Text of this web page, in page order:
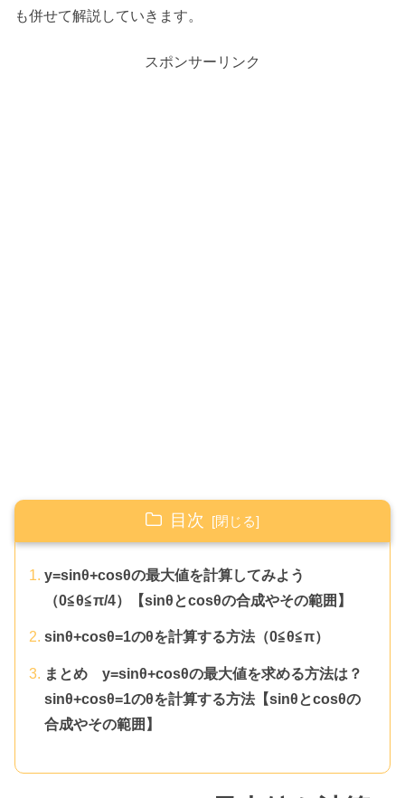
も併せて解説していきます。
スポンサーリンク
目次
y=sinθ+cosθの最大値を計算してみよう
（0≦θ≦π/4）【sinθとcosθの合成やその範囲】
sinθ+cosθ=1のθを計算する方法（0≦θ≦π）
まとめ y=sinθ+cosθの最大値を求める方法は？
sinθ+cosθ=1のθを計算する方法【sinθとcosθの
合成やその範囲】